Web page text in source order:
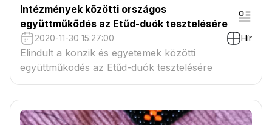
Intézmények közötti országos
együttműködés az Etűd-duók tesztelésére
2020-11-30 15:27:00 Hír
Elindult a konzik és egyetemek közötti
együttműködés az Etűd-duók tesztelésére